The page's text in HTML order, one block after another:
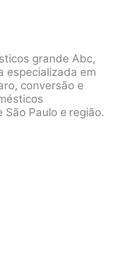
grande Abc,
especializada em
conversão e
São Paulo e região.